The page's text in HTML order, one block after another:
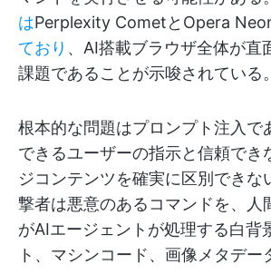
はPerplexity CometとOpera
ており 、AI搭載ブラウザ全体が直
課題であることが示唆されている。
根本的な問題はプロンプト注入で
できるユーザーの指示と信頼でき
ジコンテンツを確実に区別できな
撃者は悪意のあるコマンドを、人
がAIエージェントが処理する白背
ト、マシンコード、画像メタデー